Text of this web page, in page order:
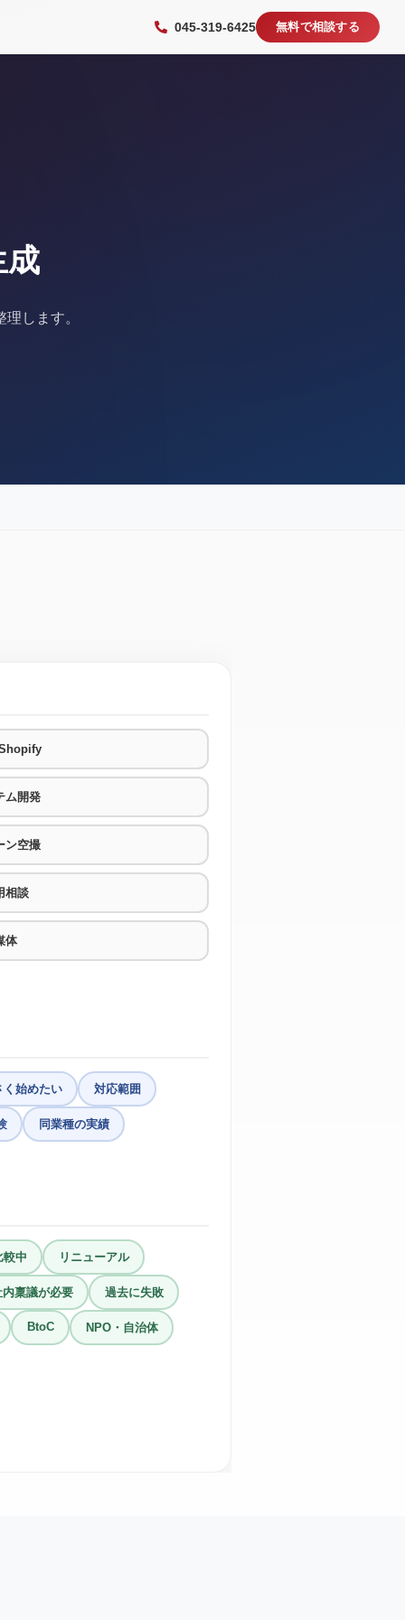
045-319-6425 無料で相談する
成
します。
ム開発
ン空撮
相談
体
く始めたい 対応範囲
同業種の実績
較中 リニューアル
内稟議が必要 過去に失敗
BtoC NPO・自治体